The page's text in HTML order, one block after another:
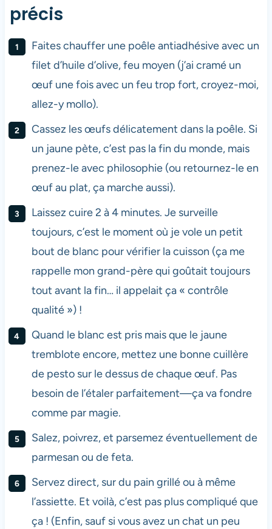
précis
Faites chauffer une poêle antiadhésive avec un
filet d’huile d’olive, feu moyen (j’ai cramé un
œuf une fois avec un feu trop fort, croyez-moi,
allez-y mollo).
Cassez les œufs délicatement dans la poêle. Si
un jaune pète, c’est pas la fin du monde, mais
prenez-le avec philosophie (ou retournez-le en
œuf au plat, ça marche aussi).
Laissez cuire 2 à 4 minutes. Je surveille
toujours, c’est le moment où je vole un petit
bout de blanc pour vérifier la cuisson (ça me
rappelle mon grand-père qui goûtait toujours
tout avant la fin… il appelait ça « contrôle
qualité ») !
Quand le blanc est pris mais que le jaune
tremblote encore, mettez une bonne cuillère
de pesto sur le dessus de chaque œuf. Pas
besoin de l’étaler parfaitement—ça va fondre
comme par magie.
Salez, poivrez, et parsemez éventuellement de
parmesan ou de feta.
Servez direct, sur du pain grillé ou à même
l’assiette. Et voilà, c’est pas plus compliqué que
ça ! (Enfin, sauf si vous avez un chat un peu